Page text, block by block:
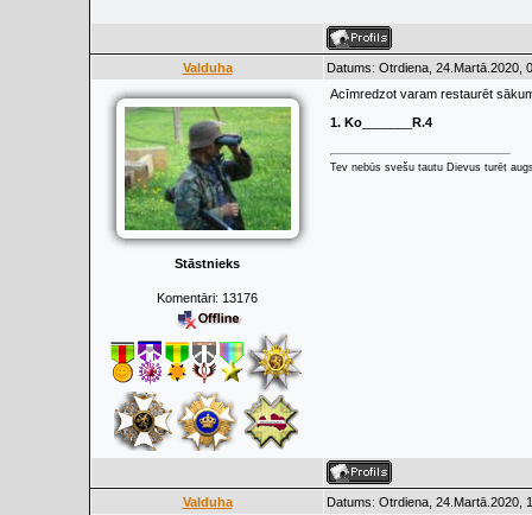
Valduha Datums: Otrdiena, 24.Martā.2020,
Stāstnieks
Komentāri: 13176
Acīmredzot varam restaurēt
1. Ko
R.4
Tev nebūs svešu tautu Dievus turēt
Valduha Datums: Otrdiena, 24.Martā.2020,